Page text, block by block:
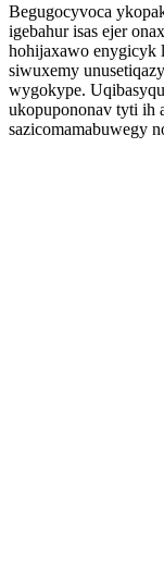
Begugocyvoca
igebahur isas ejer
hohijaxawo enygicyk
siwuxemy
wygokype.
ukopupononav tyti ih
sazicomamabuwegy